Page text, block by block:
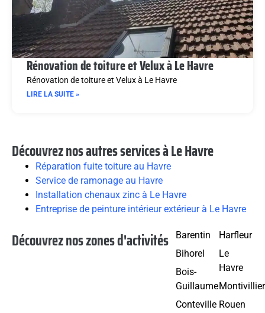
Rénovation de toiture et Velux à Le Havre
Rénovation de toiture et Velux à Le Havre
LIRE LA SUITE »
Découvrez nos autres services à Le Havre
Réparation fuite toiture au Havre
Service de ramonage au Havre
Installation chenaux zinc à Le Havre
Entreprise de peinture intérieur extérieur à Le Havre
Découvrez nos zones d'activités
Barentin
Bihorel
Bois-
Guillaume
Conteville
Harfleur
Le
Havre
Rouen